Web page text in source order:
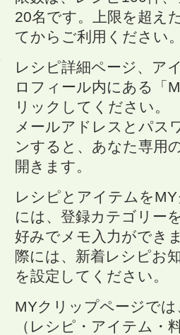
20名です。上限を超え
てからご利用ください
レシピ詳細ページ、ア
ロフィール内にある「
リックしてください。
メールアドレスとパス
ンすると、あなた専用
開きます。
レシピとアイテムを
には、登録カテゴリー
好みでメモ入力ができ
際には、新着レシピお
を設定してください。
MYクリップページで
（レシピ・アイテム・